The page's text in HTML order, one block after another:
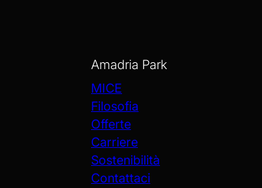
Amadria Park
MICE
Filosofia
Offerte
Carriere
Sostenibilità
Contattaci